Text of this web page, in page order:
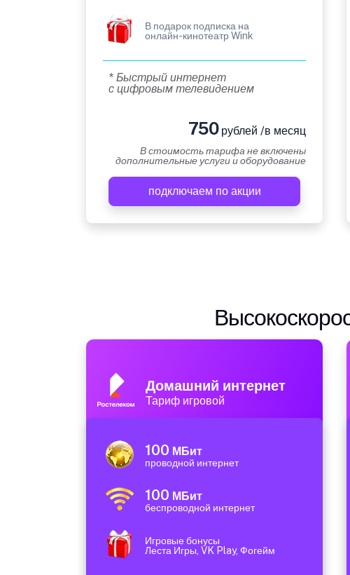
В подарок подписка на
онлайн-кинотеатр Wink
* Быстрый интернет
с цифровым телевидением
750рублей /в месяц
В стоимость тарифа не включены
дополнительные услуги и оборудование
подключаем по акции
Домашний интернет
Тариф игровой
100 МБит
проводной интернет
100 МБит
беспроводной интернет
Игровые бонусы
Леста Игры, VK Play, Фогейм